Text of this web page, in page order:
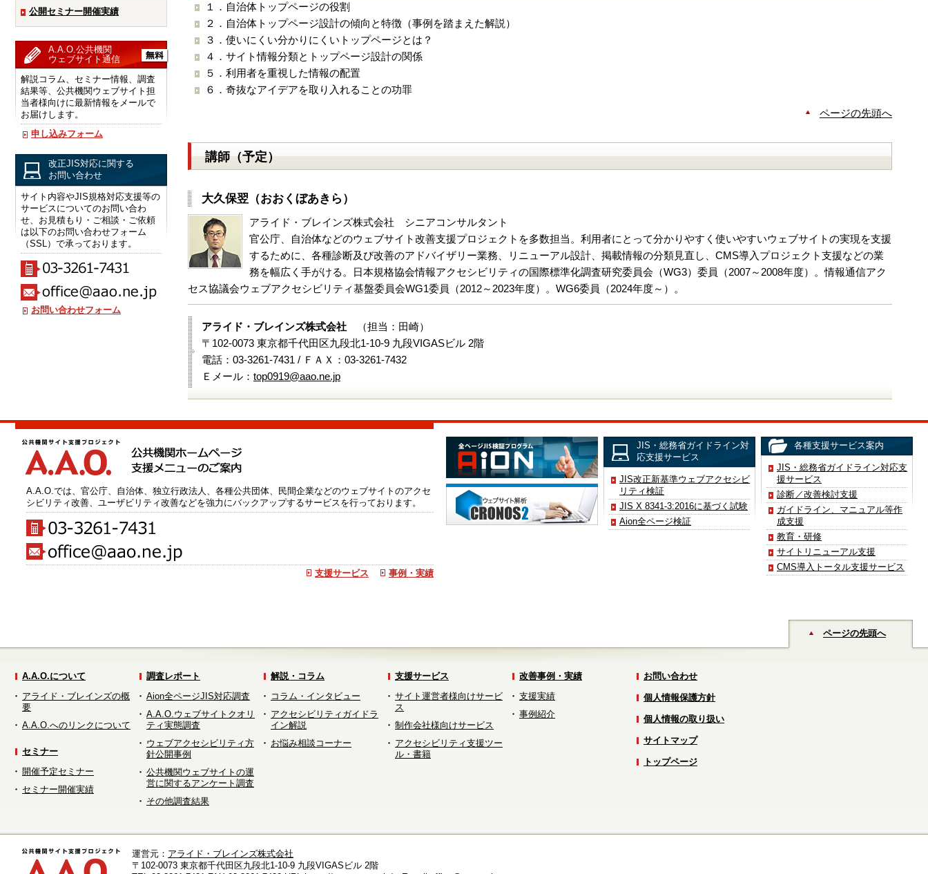
公開セミナー開催実績
A.A.O.公共機関
ウェブサイト通信
解説コラム、セミナー情報、調査
結果等、公共機関ウェブサイト担
当者様向けに最新情報をメールで
お届けします。
申し込みフォーム
改正JIS対応に関する
お問い合わせ
サイト内容やJIS規格対応支援等の
サービスについてのお問い合わ
せ、お見積もり・ご相談・ご依頼
は以下のお問い合わせフォーム
（SSL）で承っております。
お問い合わせフォーム
１．自治体トップページの役割
２．自治体トップページ設計の傾向と特徴（事例を踏まえた解説）
３．使いにくい分かりにくいトップページとは？
４．サイト情報分類とトップページ設計の関係
５．利用者を重視した情報の配置
６．奇抜なアイデアを取り入れることの功罪
ページの先頭へ
講師（予定）
大久保翌（おおくぼあきら）
アライド・ブレインズ株式会社 シニアコンサルタント
官公庁、自治体などのウェブサイト改善支援プロジェクトを多数担当。利用者にとって分かりやすく使いやすいウェブサイトの実現を支援
するために、各種診断及び改善のアドバイザリー業務、リニューアル設計、掲載情報の分類見直し、CMS導入プロジェクト支援などの業
務を幅広く手がける。日本規格協会情報アクセシビリティの国際標準化調査研究委員会（WG3）委員（2007～2008年度）。情報通信アク
セス協議会ウェブアクセシビリティ基盤委員会WG1委員（2012～2023年度）。WG6委員（2024年度～）。
アライド・ブレインズ株式会社 （担当：田崎）
〒102-0073 東京都千代田区九段北1-10-9 九段VIGASビル 2階
電話：03-3261-7431 / ＦＡＸ：03-3261-7432
Ｅメール： top0919@aao.ne.jp
A.A.O.では、官公庁、自治体、独立行政法人、各種公共団体、民間企業などのウェブサイトのアクセ
シビリティ改善、ユーザビリティ改善などを強力にバックアップするサービスを行っております。
支援サービス 事例・実績
JIS・総務省ガイドライン対
応支援サービス
JIS改正新基準ウェブアクセシビ
リティ検証
JIS X 8341-3:2016に基づく試験
Aion全ページ検証
各種支援サービス案内
JIS・総務省ガイドライン対応支
援サービス
診断／改善検討支援
ガイドライン、マニュアル等作
成支援
教育・研修
サイトリニューアル支援
CMS導入トータル支援サービス
ページの先頭へ
A.A.O.について
アライド・ブレインズの概
要
A.A.O.へのリンクについて
セミナー
開催予定セミナー
セミナー開催実績
調査レポート
Aion全ページJIS対応調査
A.A.O.ウェブサイトクオリ
ティ実態調査
ウェブアクセシビリティ方
針公開事例
公共機関ウェブサイトの運
営に関するアンケート調査
その他調査結果
解説・コラム
コラム・インタビュー
アクセシビリティガイドラ
イン解説
お悩み相談コーナー
支援サービス
サイト運営者様向けサービ
ス
制作会社様向けサービス
アクセシビリティ支援ツー
ル・書籍
改善事例・実績
支援実績
事例紹介
お問い合わせ
個人情報保護方針
個人情報の取り扱い
サイトマップ
トップページ
運営元： アライド・ブレインズ株式会社
〒102-0073 東京都千代田区九段北1-10-9 九段VIGASビル 2階